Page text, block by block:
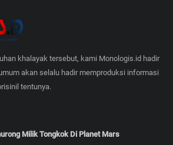
khalayak tersebut, kami Monologis.id hadir
akan selalu hadir memproduksi informasi
tentunya.
Milik Tongkok Di Planet Mars